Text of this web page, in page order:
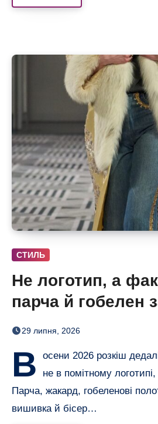
СТИЛЬ
Не логотип, а
парча й гобелен
нову розкіш осені
29 липня, 2026
В
осени 2026 розкіш
не в помітному
Парча, жакард, гобеленові
вишивка й бісер…